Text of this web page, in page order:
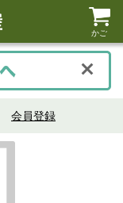
かご
会員登録